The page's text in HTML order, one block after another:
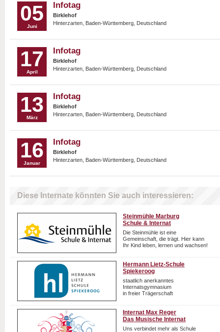
05
Juni
Infotag
Birklehof
Hinterzarten, Baden-Württemberg, Deutschland
17
April
Infotag
Birklehof
Hinterzarten, Baden-Württemberg, Deutschland
13
März
Infotag
Birklehof
Hinterzarten, Baden-Württemberg, Deutschland
16
Januar
Infotag
Birklehof
Hinterzarten, Baden-Württemberg, Deutschland
Diese Internate könnten Sie auch interessieren:
Steinmühle Marburg
Schule & Internat
Die Steinmühle ist eine
Gemeinschaft, die trägt. Hier kann
Ihr Kind leben, lernen und wachsen!
Hermann Lietz-Schule
Spiekeroog
staatlich anerkanntes
Internatsgymnasium
in freier Trägerschaft
Internat Max Reger
Das Musische Internat
Uns verbindet mehr als Schule